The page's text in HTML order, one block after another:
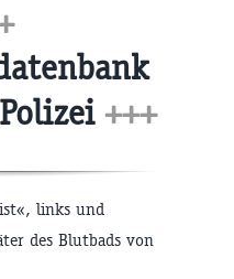
+++
links und
des Blutbads von